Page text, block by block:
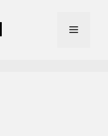
Menü